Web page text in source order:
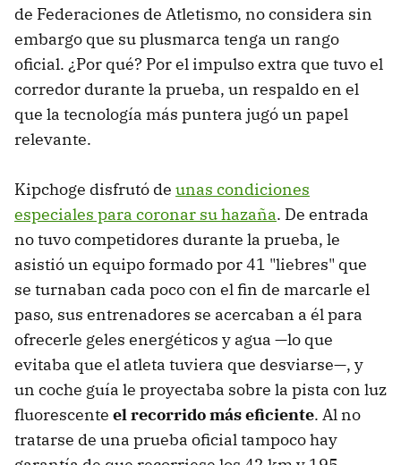
de Federaciones de Atletismo, no considera sin
embargo que su plusmarca tenga un rango
oficial. ¿Por qué? Por el impulso extra que tuvo el
corredor durante la prueba, un respaldo en el
que la tecnología más puntera jugó un papel
relevante.
Kipchoge disfrutó de unas condiciones
especiales para coronar su hazaña. De entrada
no tuvo competidores durante la prueba, le
asistió un equipo formado por 41 "liebres" que
se turnaban cada poco con el fin de marcarle el
paso, sus entrenadores se acercaban a él para
ofrecerle geles energéticos y agua —lo que
evitaba que el atleta tuviera que desviarse—, y
un coche guía le proyectaba sobre la pista con luz
fluorescente el recorrido más eficiente. Al no
tratarse de una prueba oficial tampoco hay